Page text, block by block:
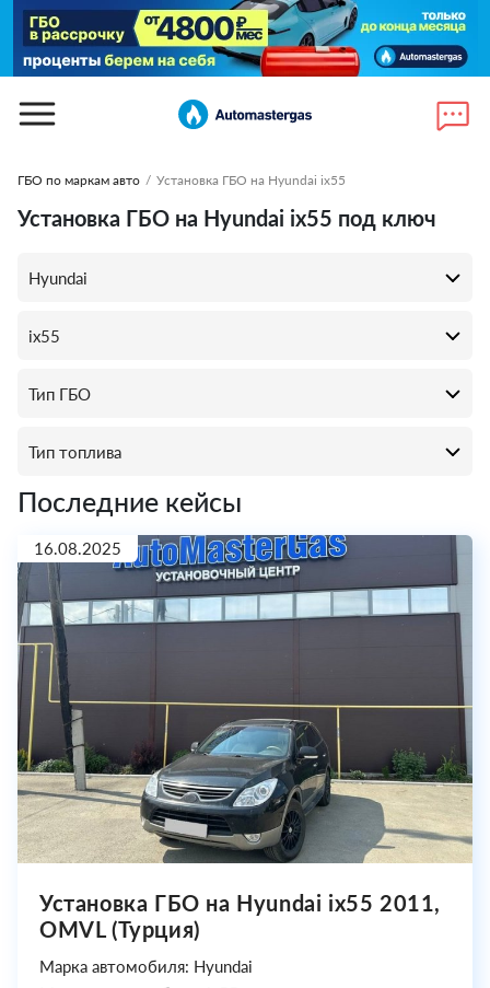
ГБО по маркам авто / Установка ГБО на Hyundai ix55
Установка ГБО на Hyundai ix55 под ключ
Последние кейсы
16.08.2025
Установка ГБО на Hyundai ix55 2011,
OMVL (Турция)
Марка автомобиля: Hyundai